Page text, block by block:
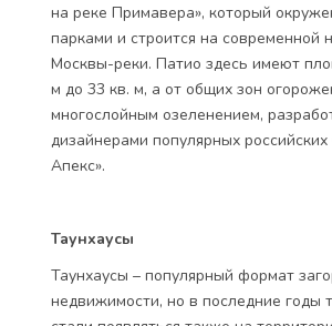
на реке Примавера», который
парками и строится на современной
Москвы-реки. Патио здесь имеют
м до 33 кв. м, а от общих зон
многослойным озеленением,
дизайнерами популярных
Апекс».
Таунхаусы
Таунхаусы – популярный формат
недвижимости, но в последние годы